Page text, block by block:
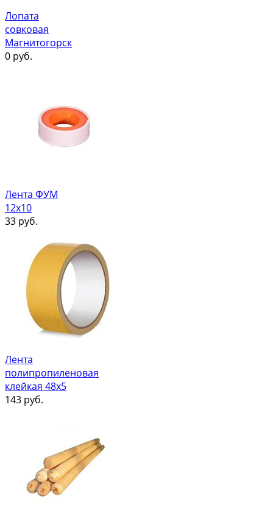
Лопата
совковая
Магнитогорск
0 руб.
Лента ФУМ
12х10
33 руб.
Лента
полипропиленовая
клейкая 48х5
143 руб.